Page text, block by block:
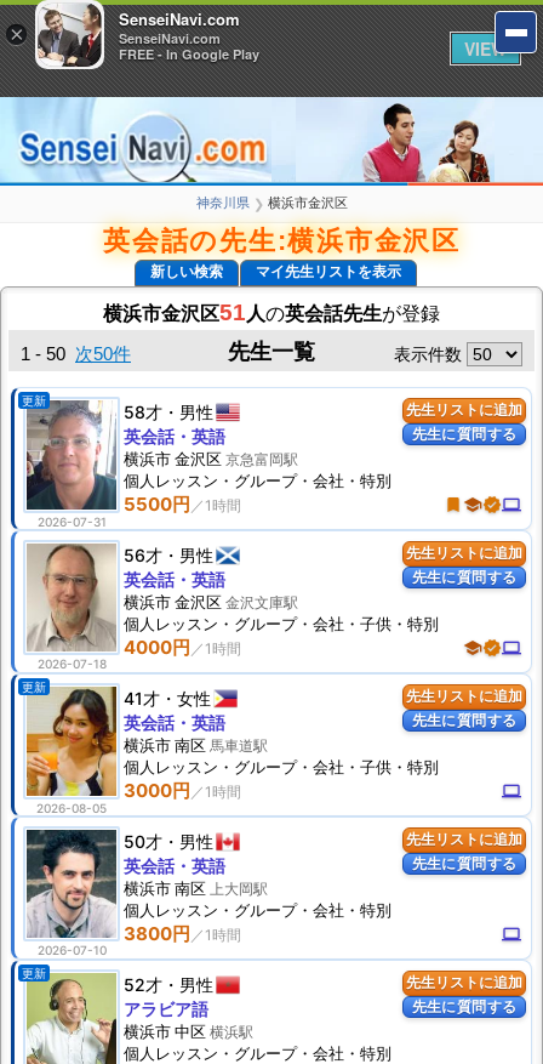
神奈川県 ❯ 横浜市金沢区
英会話の先生:横浜市金沢区
新しい検索 マイ先生リストを表示
横浜市金沢区51 人の英会話先生が登録
先生一覧
1 - 50 次50件 表示件数
先生リストに追加
先生に質問する
更新
2026-07-31
58才 男性
5500円 turned_in schoolverifiedcomputer
英会話・英語
横浜市 金沢区 京急富岡駅
個人 レッスン ・グループ・会社・特別
先生リストに追加
先生に質問する
2026-07-18
56才 男性
4000円 schoolverifiedcomputer
英会話・英語
横浜市 金沢区 金沢文庫駅
個人 レッスン ・グループ・会社・子供・特別
先生リストに追加
先生に質問する
更新
2026-08-05
41才 女性
3000円 computer
英会話・英語
横浜市 南区 馬車道駅
個人 レッスン ・グループ・会社・子供・特別
先生リストに追加
先生に質問する
2026-07-10
50才 男性
3800円 computer
英会話・英語
横浜市 南区 上大岡駅
個人 レッスン ・グループ・会社・特別
先生リストに追加
先生に質問する
更新
52才 男性
アラビア語
横浜市 中区 横浜駅
個人 レッスン ・グループ・会社・特別
×
SenseiNavi.com
SenseiNavi.com
FREE - In Google Play
VIEW
×
SenseiNavi.com
SenseiNavi.com
FREE - In Google Play
VIEW